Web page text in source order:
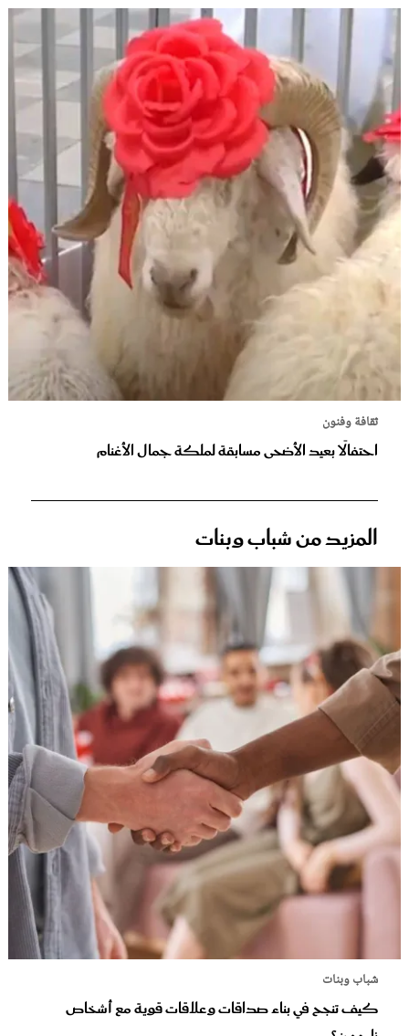
ثقافة وفنون
احتفالًا بعيد الأضحى مسابقة لملكة جمال الأغنام
المزيد من شباب وبنات
شباب وبنات
كيف تنجح في بناء صداقات وعلاقات قوية مع أشخاص